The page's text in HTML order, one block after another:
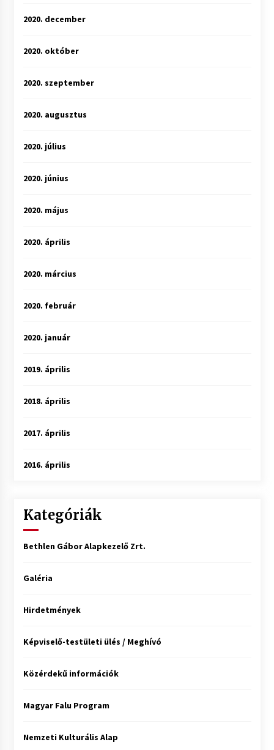
2020. december
2020. október
2020. szeptember
2020. augusztus
2020. július
2020. június
2020. május
2020. április
2020. március
2020. február
2020. január
2019. április
2018. április
2017. április
2016. április
Kategóriák
Bethlen Gábor Alapkezelő Zrt.
Galéria
Hirdetmények
Képviselő-testületi ülés / Meghívó
Közérdekű információk
Magyar Falu Program
Nemzeti Kulturális Alap